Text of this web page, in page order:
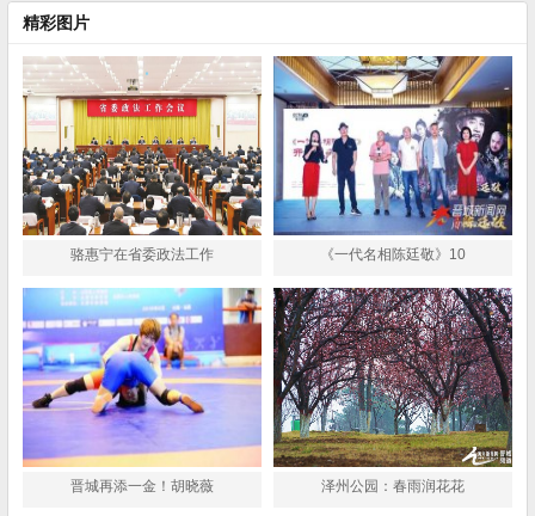
精彩图片
骆惠宁在省委政法工作 《一代名相陈廷敬》10
晋城再添一金！胡晓薇 泽州公园：春雨润花花